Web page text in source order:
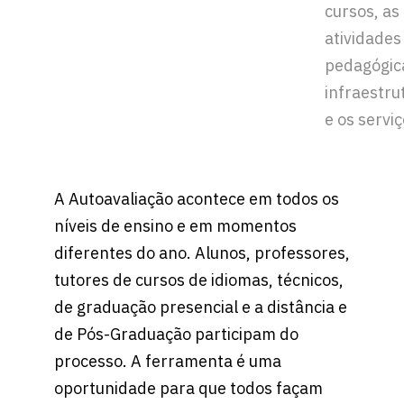
cursos, as
atividades
e os
A Autoavaliação acontece em todos os
níveis de ensino e em momentos
diferentes do ano. Alunos, professores,
tutores de cursos de idiomas, técnicos,
de graduação presencial e a distância e
de Pós-Graduação participam do
processo. A ferramenta é uma
oportunidade para que todos façam